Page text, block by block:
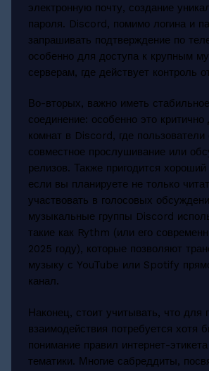
электронную почту, создание
пароля. Discord, помимо логина и
запрашивать подтверждение по
особенно для доступа к крупным
серверам, где действует контроль
Во-вторых, важно иметь
соединение: особенно это
комнат в Discord, где
совместное прослушивание или
релизов. Также пригодится
если вы планируете не только
участвовать в голосовых
музыкальные группы Discord
такие как Rythm (или его
2025 году), которые позволяют
музыку с YouTube или Spotify
канал.
Наконец, стоит учитывать, что для
взаимодействия потребуется хотя
понимание правил интернет-
тематики. Многие сабреддиты,